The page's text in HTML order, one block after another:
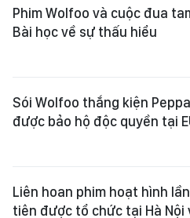
Phim Wolfoo và cuộc đua
Bài học về sự thấu hiểu
Sói Wolfoo thắng kiện
được bảo hộ độc quyền tại
Liên hoan phim hoạt hình
tiên được tổ chức tại Hà Nội